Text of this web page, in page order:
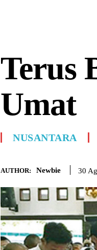
Terus
Umat
NUSANTARA
AUTHOR: Newbie 30